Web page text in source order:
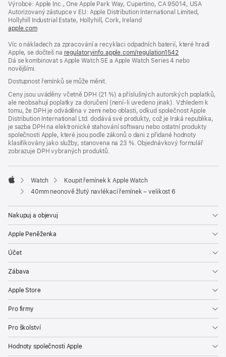
v novém
okně)
Výrobce: Apple Inc., One Apple Park Way, Cupertino, CA 95014, USA
Autorizovaný zástupce v EU: Apple Distribution International Limited,
Hollyhill Industrial Estate, Hollyhill, Cork, Ireland
apple.com(otevře
v novém
okně)
Víc o nákladech za zpracování a recyklaci odpadních baterií, které hradí
Apple, se dočteš na regulatoryinfo.apple.com/regulation1542(otevře
se
Dá se kombinovat s Apple Watch SE a Apple Watch Series 4 nebo
novějšími.
Dostupnost řemínků se může měnit.
Ceny jsou uváděny včetně DPH (21 %) a příslušných autorských poplatků,
ale neobsahují poplatky za doručení (není-li uvedeno jinak). Vzhledem k
tomu, že DPH je odváděna v zemi nebo oblasti, odkud společnost Apple
Distribution International Ltd. dodává své produkty, což je Irská republika,
je sazba DPH na elektronické stahování softwaru nebo ostatní produkty
společnosti Apple, které jsou podle zákonů o dani z přidané hodnoty
klasifikovány jako služby, stanovena na 23 %. Objednávkový formulář
zobrazuje DPH vybraných produktů.
Apple
Watch
Koupit řemínek k Apple Watch
40mm neonově žlutý navlékací řemínek – velikost 6
Nakupuj a objevuj
Apple Peněženka
Účet
Zábava
Apple Store
Pro firmy
Pro školství
Hodnoty společnosti Apple